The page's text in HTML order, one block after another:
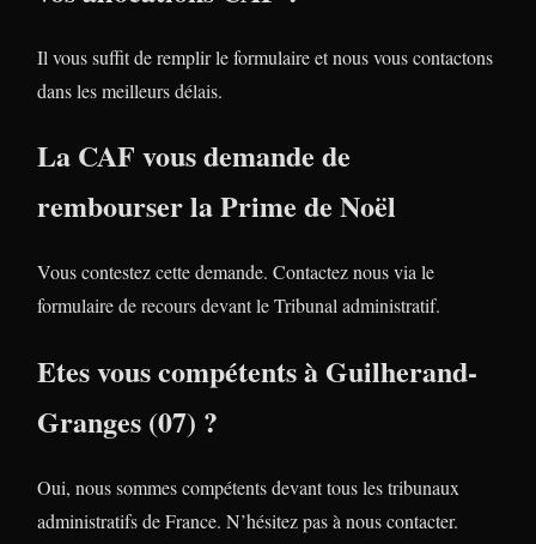
Il vous suffit de remplir le formulaire et nous vous contactons
dans les meilleurs délais.
La CAF vous demande de
rembourser la Prime de Noël
Vous contestez cette demande. Contactez nous via le
formulaire de recours devant le Tribunal administratif.
Etes vous compétents à Guilherand-
Granges (07) ?
Oui, nous sommes compétents devant tous les tribunaux
administratifs de France. N’hésitez pas à nous contacter.